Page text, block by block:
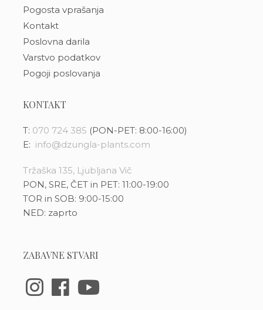
Pogosta vprašanja
Kontakt
Poslovna darila
Varstvo podatkov
Pogoji poslovanja
KONTAKT
T: 070 724 385 (PON-PET: 8:00-16:00)
E: info@dzungla-plants.com
Tržaška 135, Ljubljana Vič
PON, SRE, ČET in PET: 11:00-19:00
TOR in SOB: 9:00-15:00
NED: zaprto
ZABAVNE STVARI